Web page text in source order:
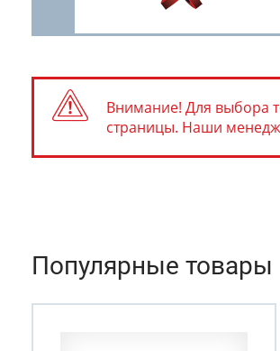
Внимание! Для выбора
страницы. Наши
Популярные товары